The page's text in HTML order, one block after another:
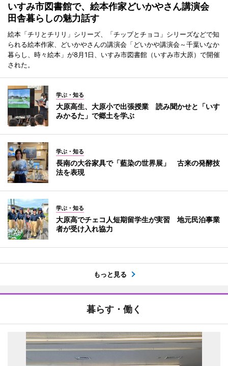
いすみ市図書館で、絵本作家どいかやさん講演会
田舎暮らしの魅力話す
絵本「チリとチリリ」シリーズ、「チップとチョコ」シリーズなどで知
られる絵本作家、どいかやさんの講演会「どいかや講演会～千葉いなか
暮らし、時々絵本」が8月1日、いすみ市図書館（いすみ市大原）で開催
された。
学ぶ・知る
大原高生、大原小で出張授業 読み聞かせと「いす
みかるた」で郷土を学ぶ
学ぶ・知る
長南の大谷家具で「藍染の世界展」 古来の発酵技
法を表現
学ぶ・知る
大原高でチェコ人短期留学生が実習 地元民泊事業
者が受け入れ協力
もっと見る
暮らす・働く